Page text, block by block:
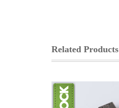
Related Products